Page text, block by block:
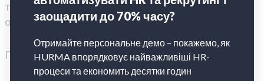
території держави до 90 днів. Далі необхідно
оформлювати дозвіл на проживання.
Плюси: